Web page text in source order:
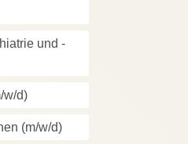
und -
w/d)
(m/w/d)